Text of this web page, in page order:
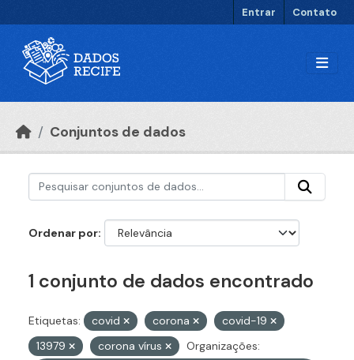
Entrar Contato
Conjuntos de dados
Ordenar por
1 conjunto de dados encontrado
Etiquetas: covid corona
covid-19
13979
corona vírus
Organizações: